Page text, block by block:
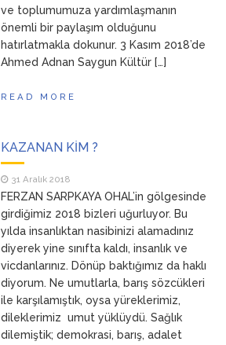
ve toplumumuza yardımlaşmanın
önemli bir paylaşım olduğunu
hatırlatmakla dokunur. 3 Kasım 2018’de
Ahmed Adnan Saygun Kültür […]
READ MORE
KAZANAN KİM ?
31 Aralık 2018
FERZAN SARPKAYA OHAL’in gölgesinde
girdiğimiz 2018 bizleri uğurluyor. Bu
yılda insanlıktan nasibinizi alamadınız
diyerek yine sınıfta kaldı, insanlık ve
vicdanlarınız. Dönüp baktığımız da haklı
diyorum. Ne umutlarla, barış sözcükleri
ile karşılamıştık, oysa yüreklerimiz,
dileklerimiz umut yüklüydü. Sağlık
dilemiştik; demokrasi, barış, adalet